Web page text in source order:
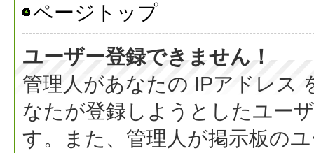
ページトップ
ユーザー登録できません！
管理人があなたの IPアドレス
なたが登録しようとしたユー
す。また、管理人が掲示板の